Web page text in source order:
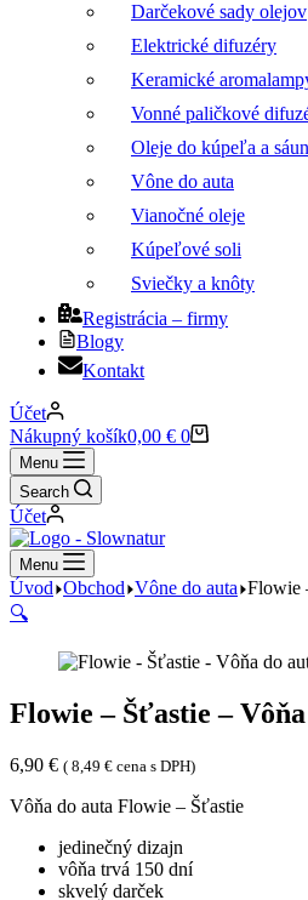
Darčekové sady olejov
Elektrické difuzéry
Keramické
Vonné paličkové
Oleje do kúpeľa a sáun
Vône do auta
Vianočné oleje
Kúpeľové soli
Sviečky a knôty
Registrácia – firmy
Blogy
Kontakt
Účet
Nákupný košík0,00 € 0
Menu
Search
Účet
Menu
Úvod Obchod Vône do auta Flowie
🔍
Flowie – Šťastie –
6,90 € ( 8,49 € cena s DPH)
Vôňa do auta Flowie – Šťastie
jedinečný dizajn
vôňa trvá 150 dní
skvelý darček